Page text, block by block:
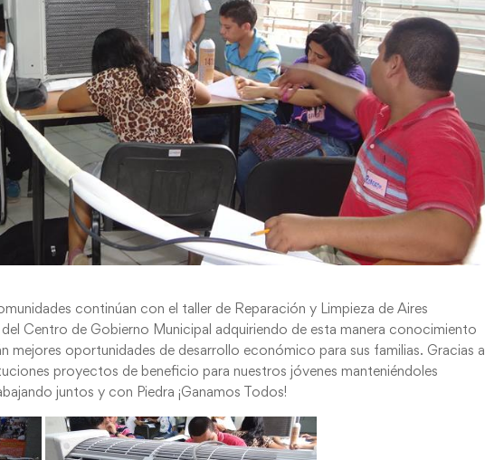
continúan con el taller de Reparación y Limpieza de Aires
Centro de Gobierno Municipal adquiriendo de esta manera conocimiento
mejores oportunidades de desarrollo económico para sus familias. Gracias a
proyectos de beneficio para nuestros jóvenes manteniéndoles
juntos y con Piedra ¡Ganamos Todos!